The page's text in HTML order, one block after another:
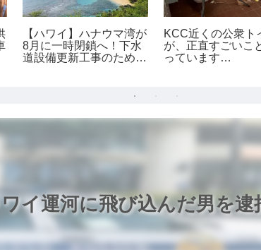
【ハワイ】ハナウマ湾が
8月に一時閉鎖へ！下水
道設備更新工事のため9
KCC近くの公衆ト
が、正直すごいこ
っています…
イ運河に飛び込んだ男を逮